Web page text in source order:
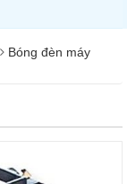
Bóng đèn máy